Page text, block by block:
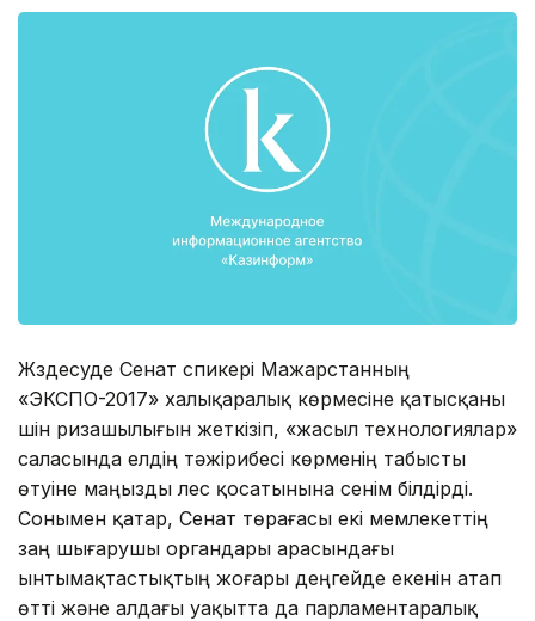
Жүздесуде Сенат спикері Мажарстанның
«ЭКСПО-2017» халықаралық көрмесіне қатысқаны
үшін ризашылығын жеткізіп, «жасыл технологиялар»
саласында елдің тәжірибесі көрменің табысты
өтуіне маңызды үлес қосатынына сенім білдірді.
Сонымен қатар, Сенат төрағасы екі мемлекеттің
заң шығарушы органдары арасындағы
ынтымақтастықтың жоғары деңгейде екенін атап
өтті және алдағы уақытта да парламентаралық